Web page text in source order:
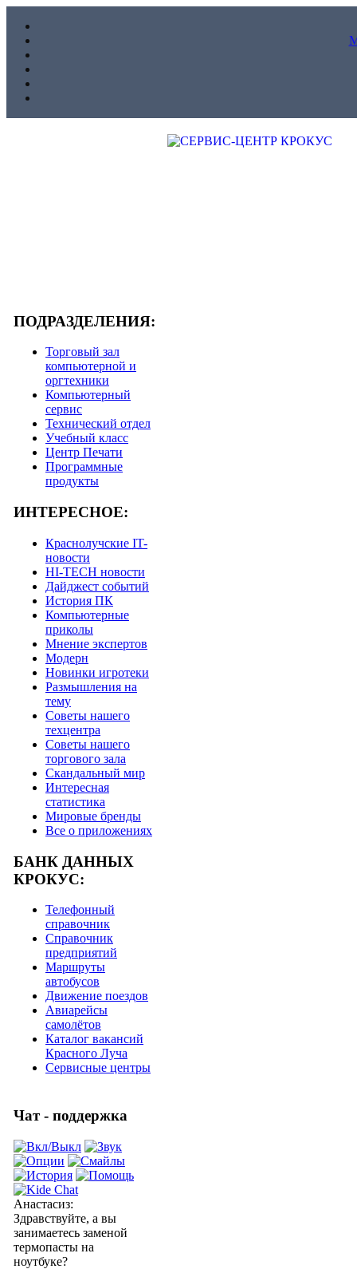
ПОДРАЗДЕЛЕНИЯ:
Торговый зал
компьютерной и
оргтехники
Компьютерный
сервис
Технический отдел
Учебный класс
Центр Печати
Программные
продукты
ИНТЕРЕСНОЕ:
Краснолучские IT-
новости
HI-TECH новости
Дайджест событий
История ПК
Компьютерные
приколы
Мнение экспертов
Модерн
Новинки игротеки
Размышления на
тему
Советы нашего
техцентра
Советы нашего
торгового зала
Скандальный мир
Интересная
статистика
Мировые бренды
Все о приложениях
БАНК ДАННЫХ
КРОКУС:
Телефонный
справочник
Справочник
предприятий
Маршруты
автобусов
Движение поездов
Авиарейсы
самолётов
Каталог вакансий
Красного Луча
Сервисные центры
Чат - поддержка
Анастасиз:
Здравствуйте, а вы
занимаетесь заменой
термопасты на
ноутбуке?